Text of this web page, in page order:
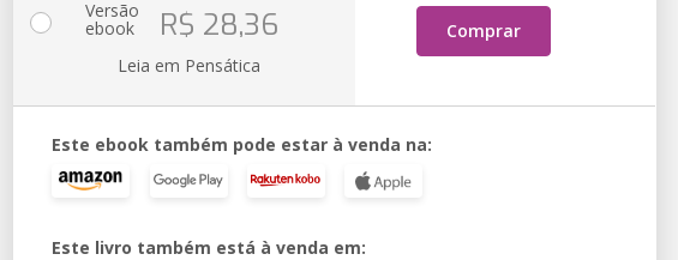
Comprar
Versão
ebook R$ 28,36
Leia em Pensática
Este ebook também pode estar à venda na:
Este livro também está à venda em: